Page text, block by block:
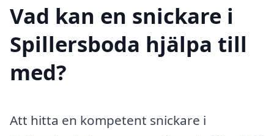
Vad kan en snickare i
Spillersboda hjälpa till
med?
Att hitta en kompetent snickare i